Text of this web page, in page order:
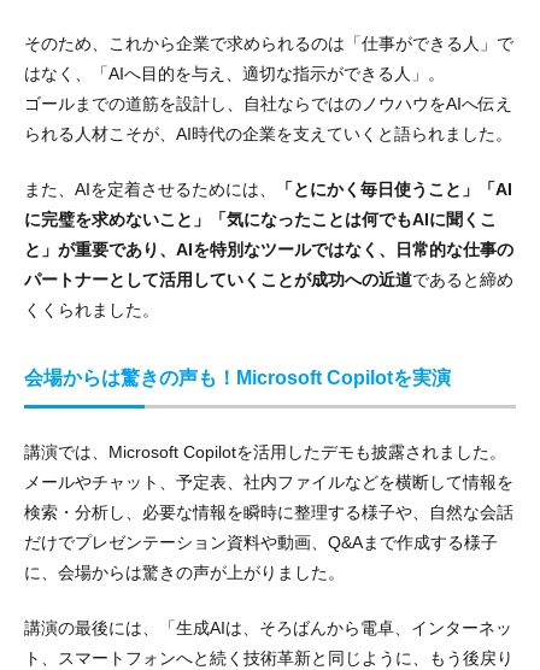
そのため、これから企業で求められるのは「仕事ができる人」で
はなく、「AIへ目的を与え、適切な指示ができる人」。
ゴールまでの道筋を設計し、自社ならではのノウハウをAIへ伝え
られる人材こそが、AI時代の企業を支えていくと語られました。
また、AIを定着させるためには、
「とにかく毎日使うこと」「AI
に完璧を求めないこと」「気になったことは何でもAIに聞くこ
と」が重要であり、AIを特別なツールではなく、日常的な仕事の
パートナーとして活用していくことが成功への近道であると締め
くくられました。
会場からは驚きの声も！Microsoft Copilotを実演
講演では、Microsoft Copilotを活用したデモも披露されました。
メールやチャット、予定表、社内ファイルなどを横断して情報を
検索・分析し、必要な情報を瞬時に整理する様子や、自然な会話
だけでプレゼンテーション資料や動画、Q&Aまで作成する様子
に、会場からは驚きの声が上がりました。
講演の最後には、「生成AIは、そろばんから電卓、インターネッ
ト、スマートフォンへと続く技術革新と同じように、もう後戻り